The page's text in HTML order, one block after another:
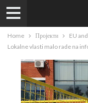
Home Пројекти
EU
Lokalne vlasti malo rade na